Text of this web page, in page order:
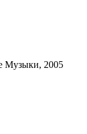
Музыки, 2005